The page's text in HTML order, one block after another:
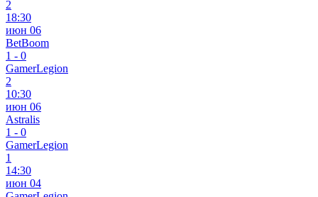
2
18:30
июн 06
BetBoom
1 - 0
GamerLegion
2
10:30
июн 06
Astralis
1 - 0
GamerLegion
1
14:30
июн 04